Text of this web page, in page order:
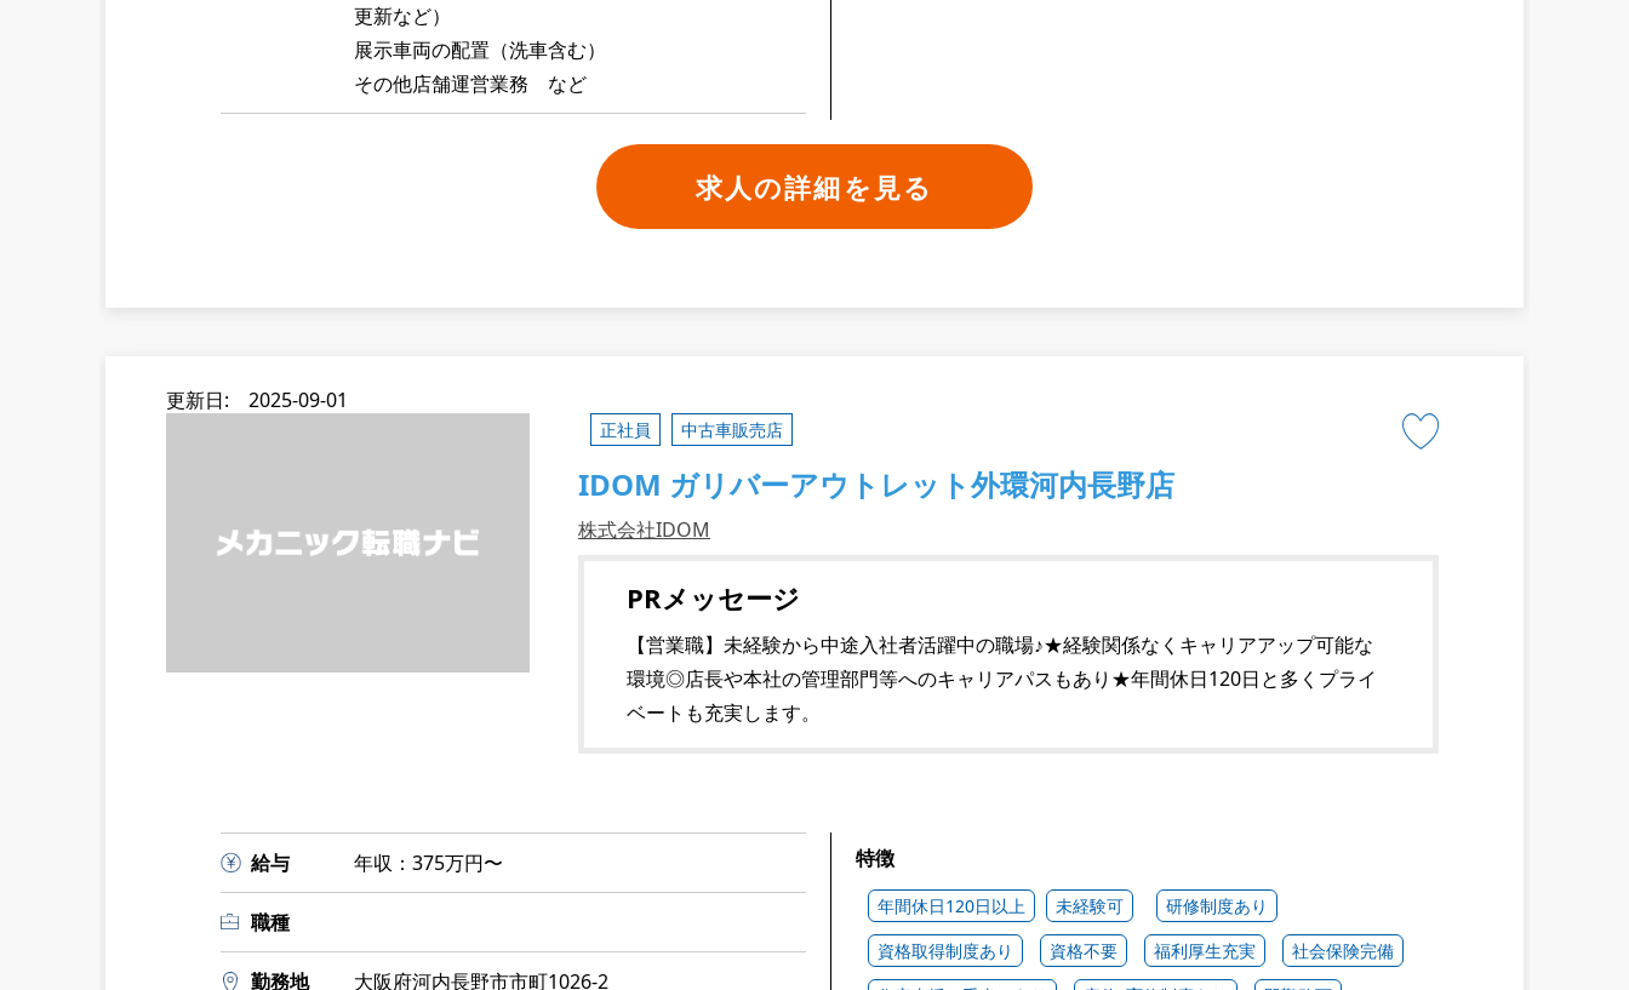
更新など）
展示車両の配置（洗車含む）
その他店舗運営業務 など
求人の詳細を見る
更新日: 2025-09-01
正社員 中古車販売店
IDOM ガリバーアウトレット外環河内長野店
株式会社IDOM
PRメッセージ
【営業職】未経験から中途入社者活躍中の職場♪★経験関係なくキャリアアップ可能な
環境◎店長や本社の管理部門等へのキャリアパスもあり★年間休日120日と多くプライ
ベートも充実します。
給与 年収：375万円〜
職種
勤務地 大阪府河内長野市市町1026-2
特徴
年間休日120日以上 未経験可
研修制度あり
資格取得制度あり
資格不要 福利厚生充実
社会保険完備